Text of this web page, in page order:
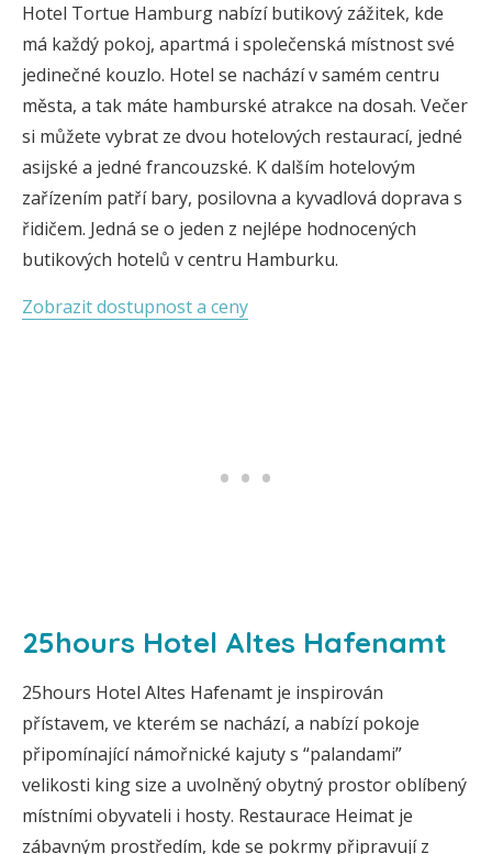
Hotel Tortue Hamburg nabízí butikový zážitek, kde
má každý pokoj, apartmá i společenská místnost své
jedinečné kouzlo. Hotel se nachází v samém centru
města, a tak máte hamburské atrakce na dosah. Večer
si můžete vybrat ze dvou hotelových restaurací, jedné
asijské a jedné francouzské. K dalším hotelovým
zařízením patří bary, posilovna a kyvadlová doprava s
řidičem. Jedná se o jeden z nejlépe hodnocených
butikových hotelů v centru Hamburku.
Zobrazit dostupnost a ceny
25hours Hotel Altes Hafenamt
25hours Hotel Altes Hafenamt je inspirován
přístavem, ve kterém se nachází, a nabízí pokoje
připomínající námořnické kajuty s “palandami”
velikosti king size a uvolněný obytný prostor oblíbený
místními obyvateli i hosty. Restaurace Heimat je
zábavným prostředím, kde se pokrmy připravují z